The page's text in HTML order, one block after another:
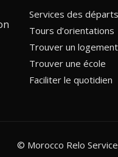
Services des départs
Tours d’orientations
Trouver un logement
Trouver une école
Faciliter le quotidien
© Morocco Relo